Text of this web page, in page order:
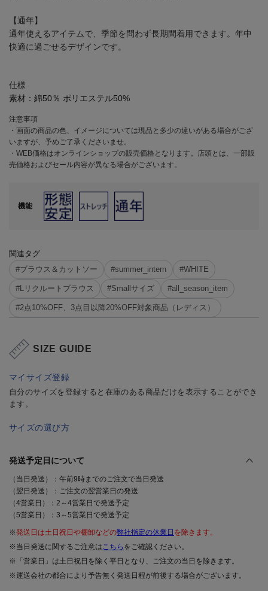
【通年】
通年使えるアイテムで、季節を問わず長期間着用できます。年中
快適に過ごせるデザインです。
仕様
素材： 綿50％ ポリエステル50%
注意事項
・画面の商品の色、イメージについては現品と多少の違いがある場合がござ
いますが、予めご了承くださいませ。
・WEB価格はオンラインショップの販売価格となります。店頭とは、一部販
売価格およびセール内容が異なる場合がございます。
機能
関連タグ
#ブラウス＆カットソー
#summer_intern #WHITE
#Lリクルートブラウス #Smallサイズ #all_season_item
#2点10%OFF、3点目以降20%OFF対象商品（レディス）
SIZE GUIDE
マイサイズ登録
自分のサイズを登録すると在庫のある商品だけを表示することができ
ます。
サイズの選び方
発送予定日について
（当日発送）：午前9時までのご注文で当日発送
（翌日発送）：ご注文の翌営業日の発送
（4営業日）：2～4営業日で発送予定
（5営業日）：3～5営業日で発送予定
※発送日は土日祝日や棚卸などの弊社指定の休業日 を除きます。
※当日発送に関するご注意はこちら をご確認ください。
※「営業日」は土日祝日を除く平日となり、ご注文の当日を除きます。
※運送会社の都合により予告無く発送日程が前後する場合がございます。